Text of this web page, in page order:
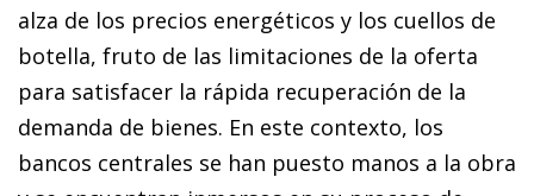
alza de los precios energéticos y los cuellos de
botella, fruto de las limitaciones de la oferta
para satisfacer la rápida recuperación de la
demanda de bienes. En este contexto, los
bancos centrales se han pues­­to manos a la obra